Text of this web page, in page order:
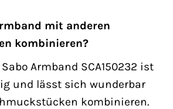
mit anderen
kombinieren?
Armband SCA150232 ist
und lässt sich wunderbar
kombinieren.